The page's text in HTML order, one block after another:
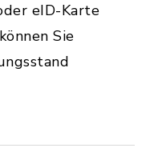
eID-Karte
Sie